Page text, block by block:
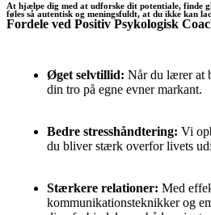
At hjælpe dig med at udforske dit potentiale, finde
føles så autentisk og meningsfuldt, at du ikke kan
Fordele ved Positiv Psykologisk
Øget selvtillid: Når du lærer at
din tro på egne evner markant.
Bedre stresshåndtering: Vi
du bliver stærk overfor livets
Stærkere relationer: Med
kommunikationsteknikker og